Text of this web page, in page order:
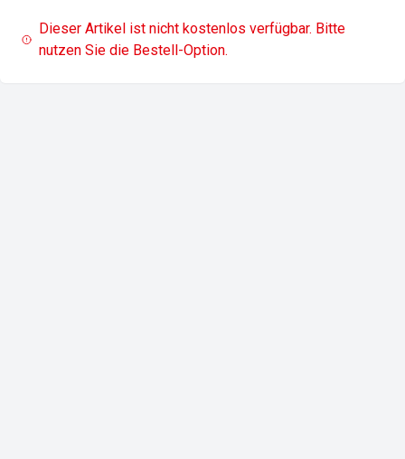
Dieser Artikel ist nicht kostenlos verfügbar. Bitte
nutzen Sie die Bestell-Option.